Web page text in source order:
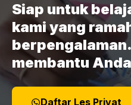
Siap untuk
kami yang
membantu
Daftar Les Privat